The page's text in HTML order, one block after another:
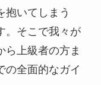
抱いてしまう
。そこで我々が
ら上級者の方ま
の全面的なガイ